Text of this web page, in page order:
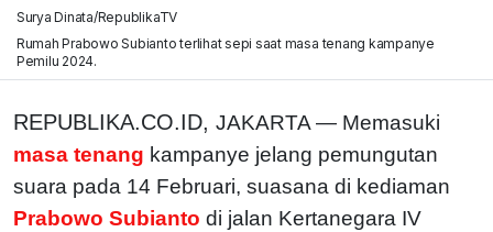
Surya Dinata/RepublikaTV
Rumah Prabowo Subianto terlihat sepi saat masa tenang kampanye
Pemilu 2024.
REPUBLIKA.CO.ID, JAKARTA — Memasuki
masa tenang kampanye jelang pemungutan
suara pada 14 Februari, suasana di kediaman
Prabowo Subianto di jalan Kertanegara IV